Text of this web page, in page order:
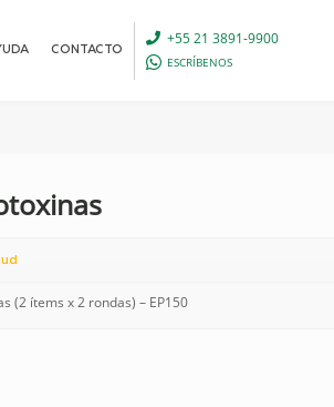
CONTACTO
+55 21 3891-9900
ESCRÍBENOS
(2 ítems x 2 rondas) – EP150